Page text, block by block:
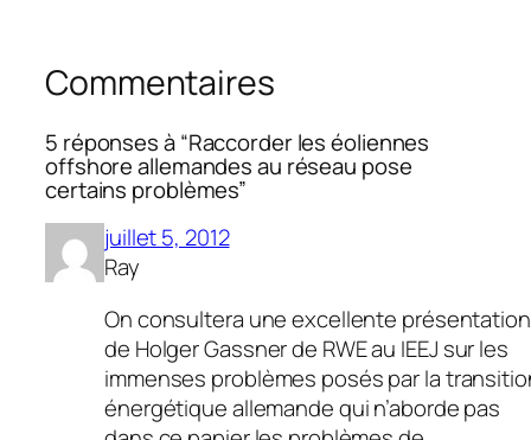
Commentaires
5 réponses à “Raccorder les éoliennes
offshore allemandes au réseau pose
certains problèmes”
juillet 5, 2012
Ray
On consultera une excellente présentation
de Holger Gassner de RWE au IEEJ sur les
immenses problèmes posés par la
énergétique allemande qui n’aborde pas